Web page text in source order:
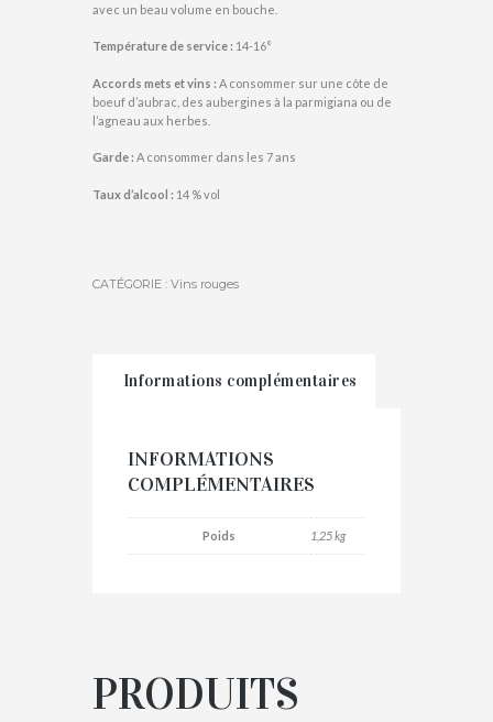
avec un beau volume en bouche.
Température de service : 14-16°
Accords mets et vins : A consommer sur une côte de
boeuf d’aubrac, des aubergines à la parmigiana ou de
l’agneau aux herbes.
Garde : A consommer dans les 7 ans
Taux d’alcool : 14 % vol
CATÉGORIE : Vins rouges
Informations complémentaires
INFORMATIONS
COMPLÉMENTAIRES
Poids 1,25 kg
PRODUITS